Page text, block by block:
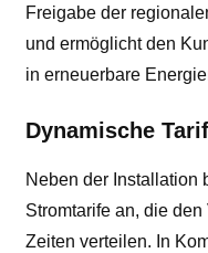
Freigabe der
und ermöglicht den
in erneuerbare
Dynamische
Neben der Installation
Stromtarife an, die
Zeiten verteilen. In